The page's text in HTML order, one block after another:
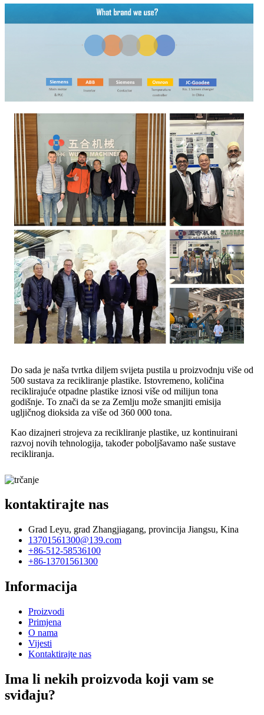
Do sada je naša tvrtka diljem svijeta pustila u proizvodnju više od
500 sustava za recikliranje plastike. Istovremeno, količina
reciklirajuće otpadne plastike iznosi više od milijun tona
godišnje. To znači da se za Zemlju može smanjiti emisija
ugljičnog dioksida za više od 360 000 tona.
Kao dizajneri strojeva za recikliranje plastike, uz kontinuirani
razvoj novih tehnologija, također poboljšavamo naše sustave
recikliranja.
kontaktirajte nas
Grad Leyu, grad Zhangjiagang, provincija Jiangsu, Kina
13701561300@139.com
+86-512-58536100
+86-13701561300
Informacija
Proizvodi
Primjena
O nama
Vijesti
Kontaktirajte nas
Ima li nekih proizvoda koji vam se
sviđaju?